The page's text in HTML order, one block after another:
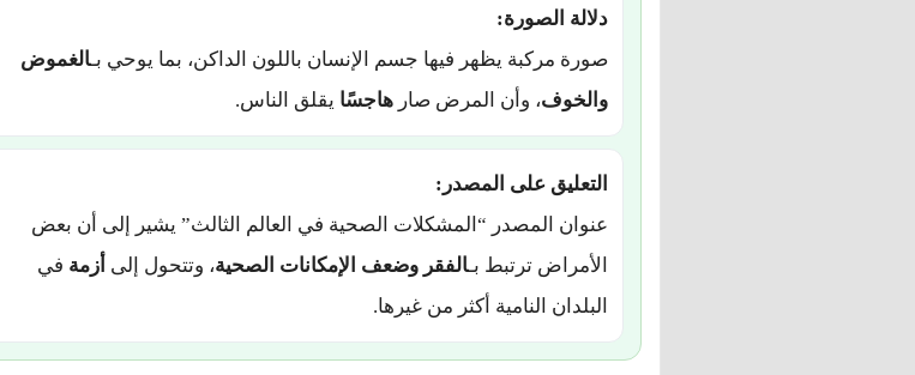
دلالة الصورة:
صورة مركبة يظهر فيها جسم الإنسان باللون الداكن، بما يوحي بـالغموض
والخوف، وأن المرض صار هاجسًا يقلق الناس.
التعليق على المصدر:
عنوان المصدر “المشكلات الصحية في العالم الثالث” يشير إلى أن بعض
الأمراض ترتبط بـالفقر وضعف الإمكانات الصحية، وتتحول إلى أزمة في
البلدان النامية أكثر من غيرها.